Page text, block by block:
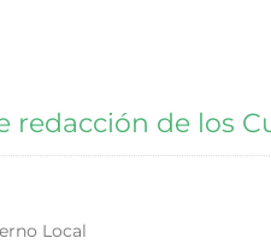
redacción de los
Local